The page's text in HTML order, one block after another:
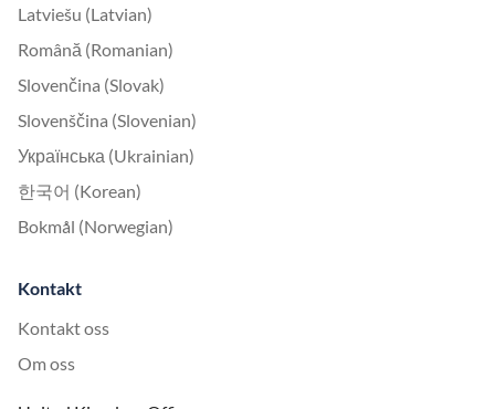
Latviešu (Latvian)
Română (Romanian)
Slovenčina (Slovak)
Slovenščina (Slovenian)
Українська (Ukrainian)
한국어 (Korean)
Bokmål (Norwegian)
Kontakt
Kontakt oss
Om oss